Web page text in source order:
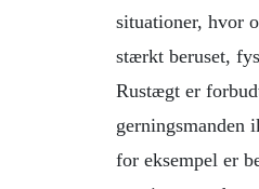
situationer, hvor
stærkt beruset,
Rustægt er
gerningsmanden
for eksempel er